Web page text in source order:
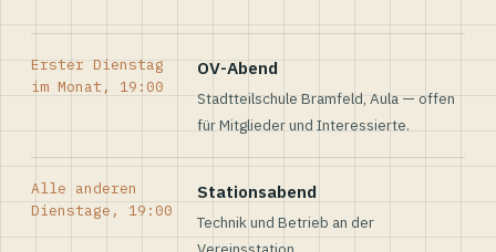
Erster Dienstag
im Monat, 19:00
OV-Abend
Stadtteilschule Bramfeld, Aula — offen
für Mitglieder und Interessierte.
Alle anderen
Dienstage, 19:00
Stationsabend
Technik und Betrieb an der